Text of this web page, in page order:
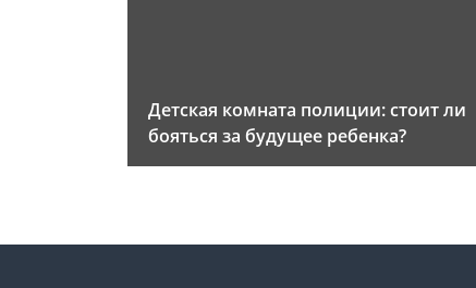
Детская комната полиции: стоит ли
бояться за будущее ребенка?